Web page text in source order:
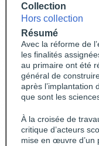
Collection
Hors collection
Résumé
Avec la réforme de
les finalités
au primaire ont été
général de
après l’implantation
que sont les
À la croisée de
critique d’acteurs
mise en œuvre d’un